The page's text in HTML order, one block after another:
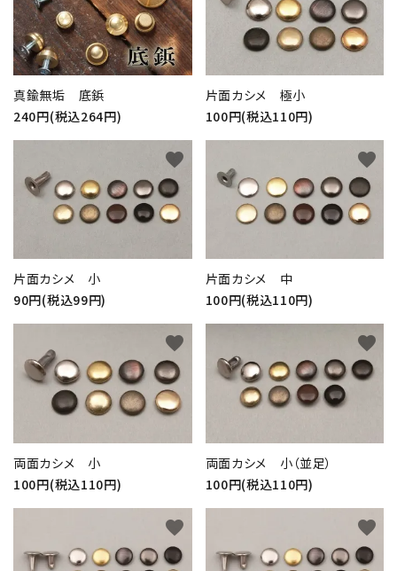
真鍮無垢 底鋲
240円(税込264円)
片面カシメ 極小
100円(税込110円)
片面カシメ 小
90円(税込99円)
favorite
片面カシメ 中
100円(税込110円)
favorite
両面カシメ 小
100円(税込110円)
favorite
両面カシメ 小（並足）
100円(税込110円)
favorite
favorite favorite